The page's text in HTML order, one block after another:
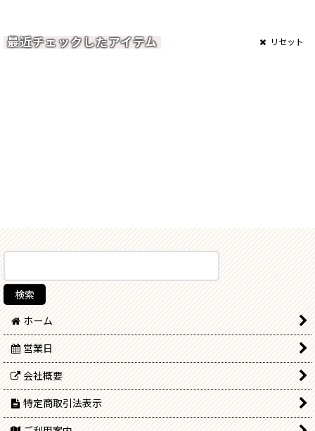
最近チェックしたアイテム リセット
ホーム
営業日
会社概要
特定商取引法表示